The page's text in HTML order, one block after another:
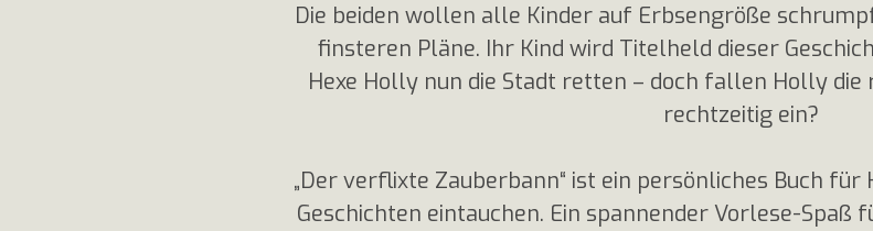
Die beiden wollen alle Kinder auf Erbsengröße
finsteren Pläne. Ihr Kind wird Titelheld dieser
Hexe Holly nun die Stadt retten – doch fallen Holly
rechtzeitig ein?
„Der verflixte Zauberbann“ ist ein persönliches Buch
Geschichten eintauchen. Ein spannender Vorlese-Spaß